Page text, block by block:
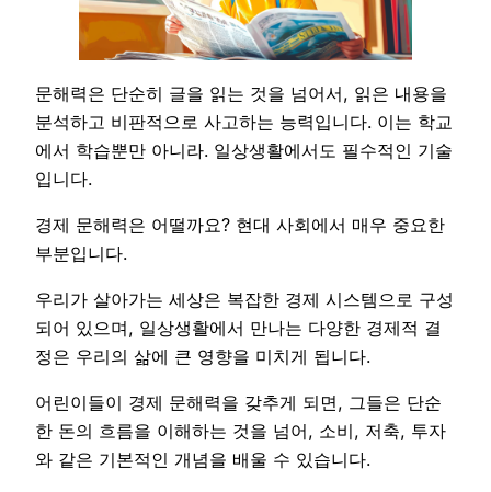
문해력은 단순히 글을 읽는 것을 넘어서, 읽은 내용을
분석하고 비판적으로 사고하는 능력입니다. 이는 학교
에서 학습뿐만 아니라. 일상생활에서도 필수적인 기술
입니다.
경제 문해력은 어떨까요? 현대 사회에서 매우 중요한
부분입니다.
우리가 살아가는 세상은 복잡한 경제 시스템으로 구성
되어 있으며, 일상생활에서 만나는 다양한 경제적 결
정은 우리의 삶에 큰 영향을 미치게 됩니다.
어린이들이 경제 문해력을 갖추게 되면, 그들은 단순
한 돈의 흐름을 이해하는 것을 넘어, 소비, 저축, 투자
와 같은 기본적인 개념을 배울 수 있습니다.